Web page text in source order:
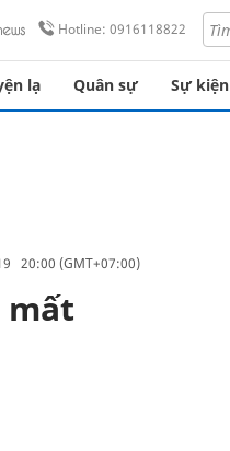
Hotline: 0916118822
lạ Quân sự Sự kiện
20:00 (GMT+07:00)
mất